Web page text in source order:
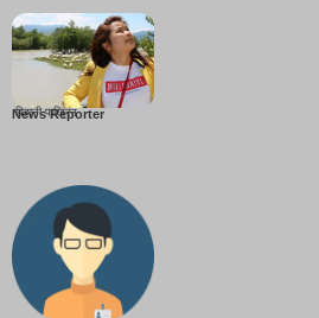
News Reporter
बिहानी पाख्रिन